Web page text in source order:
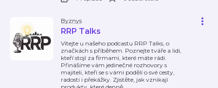
Byznys
RRP Talks
Vítejte u našeho podcastu RRP Talks, o
značkách s příběhem. Poznejte tváře a lidi,
kteří stojí za firmami, které máte rádi.
Přinášíme vám jedinečné rozhovory s
majiteli, kteří se s vámi podělí o své cesty,
radosti i překážky. Zjistěte, jak vznikají